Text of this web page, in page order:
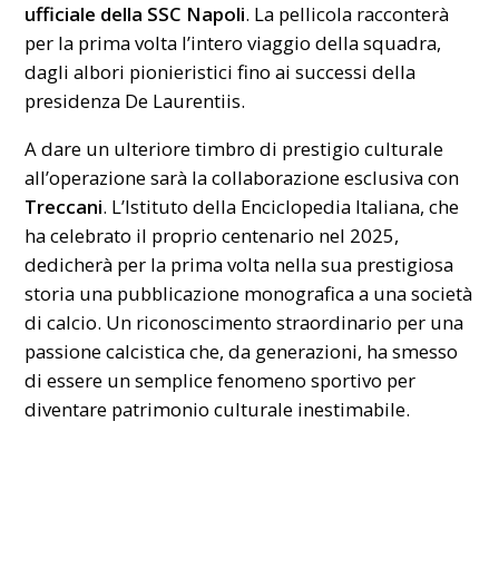
ufficiale della SSC Napoli. La pellicola racconterà
per la prima volta l’intero viaggio della squadra,
dagli albori pionieristici fino ai successi della
presidenza De Laurentiis.
A dare un ulteriore timbro di prestigio culturale
all’operazione sarà la collaborazione esclusiva con
Treccani. L’Istituto della Enciclopedia Italiana, che
ha celebrato il proprio centenario nel 2025,
dedicherà per la prima volta nella sua prestigiosa
storia una pubblicazione monografica a una società
di calcio. Un riconoscimento straordinario per una
passione calcistica che, da generazioni, ha smesso
di essere un semplice fenomeno sportivo per
diventare patrimonio culturale inestimabile.